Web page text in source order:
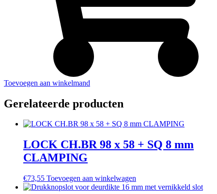
Toevoegen aan winkelmand
Gerelateerde producten
LOCK CH.BR 98 x 58 + SQ 8 mm
CLAMPING
€73,55 Toevoegen aan winkelwagen